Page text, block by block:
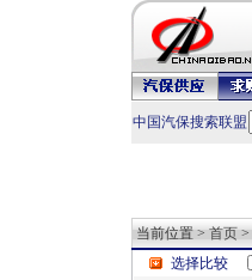
中国汽保搜索联盟
当前位置 > 首页 >
选择比较